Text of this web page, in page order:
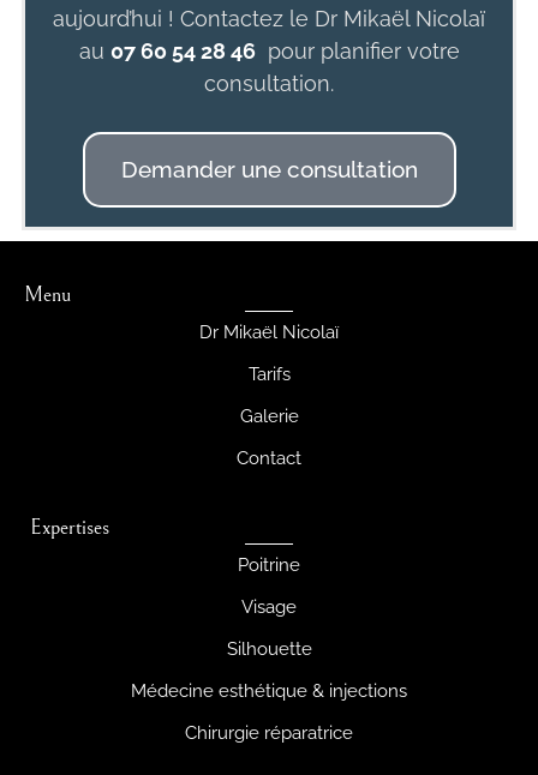
aujourd’hui ! Contactez le Dr Mikaël Nicolaï
au 07 60 54 28 46pour planifier votre
consultation.
Demander une consultation
Expertises
Poitrine
Visage
Silhouette
Médecine esthétique & injections
Chirurgie réparatrice
Menu
Dr Mikaël Nicolaï
Tarifs
Galerie
Contact